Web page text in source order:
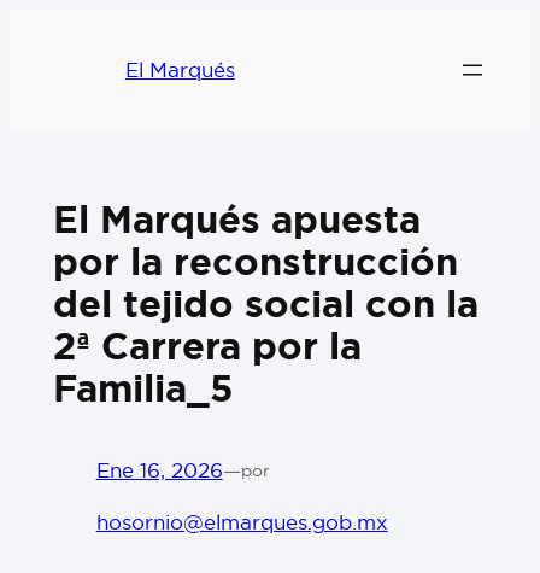
El Marqués
El Marqués apuesta
por la reconstrucción
del tejido social con la
2ª Carrera por la
Familia_5
Ene 16, 2026—por
hosornio@elmarques.gob.mx